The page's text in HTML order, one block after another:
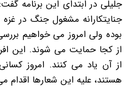
جلیلی در ابتدای این برنامه
جنایتکارانه مشغول جنگ در
بوده ولی امروز می خواهیم
از کجا حمایت می شوند. این
از آن یاد می کنند. امروز
هستند، علیه این شعارها اقدام